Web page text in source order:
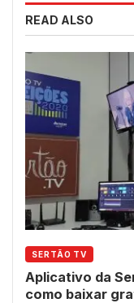
READ ALSO
SERTÃO TV
Aplicativo da
como baixar